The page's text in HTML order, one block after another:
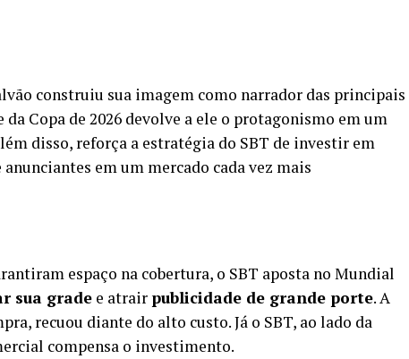
construiu sua imagem como narrador das principais
da Copa de 2026 devolve a ele o protagonismo em um
disso, reforça a estratégia do SBT de investir em
em um mercado cada vez mais
espaço na cobertura, o SBT aposta no Mundial
sua grade e atrair publicidade de grande porte. A
recuou diante do alto custo. Já o SBT, ao lado da
compensa o investimento.